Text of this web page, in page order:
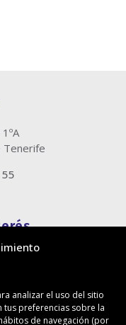
analizar el uso del sitio
preferencias sobre la
de navegación (por
Tenerife
sociales